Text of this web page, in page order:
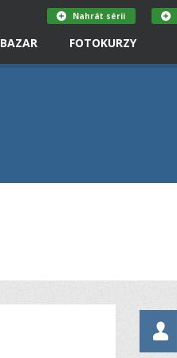
BAZAR FOTOKURZY
Nahrát sérii